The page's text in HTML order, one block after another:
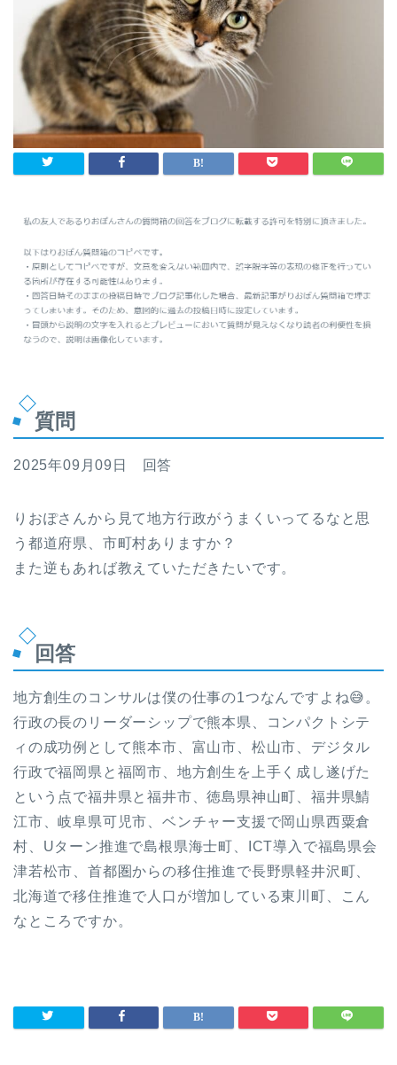
質問
2025年09月09日 回答
りおぽさんから見て地方行政がうまくいってるなと思
う都道府県、市町村ありますか？
また逆もあれば教えていただきたいです。
回答
地方創生のコンサルは僕の仕事の1つなんですよね😅。
行政の長のリーダーシップで熊本県、コンパクトシテ
ィの成功例として熊本市、富山市、松山市、デジタル
行政で福岡県と福岡市、地方創生を上手く成し遂げた
という点で福井県と福井市、徳島県神山町、福井県鯖
江市、岐阜県可児市、ベンチャー支援で岡山県西粟倉
村、Uターン推進で島根県海士町、ICT導入で福島県会
津若松市、首都圏からの移住推進で長野県軽井沢町、
北海道で移住推進で人口が増加している東川町、こん
なところですか。